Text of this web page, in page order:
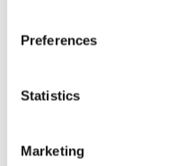
Preferences
Statistics
Marketing